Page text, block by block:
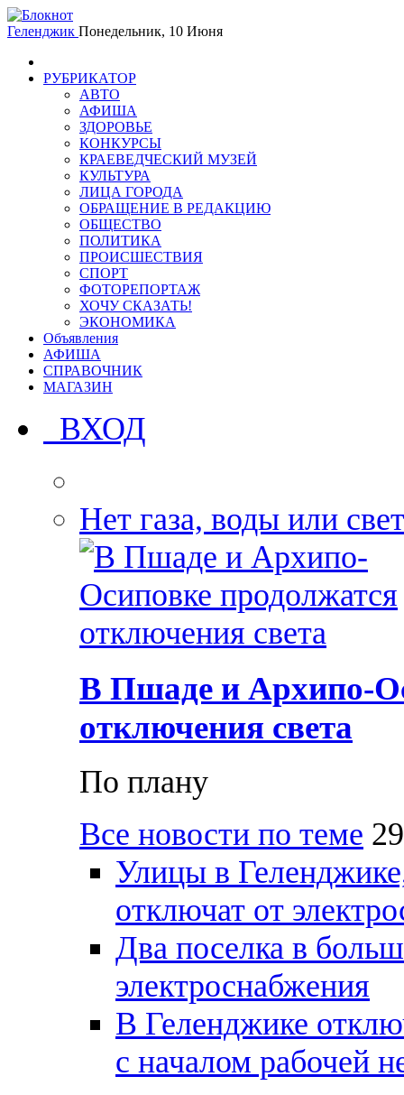
Геленджик Понедельник, 10 Июня
РУБРИКАТОР
АВТО
АФИША
ЗДОРОВЬЕ
КОНКУРСЫ
КРАЕВЕДЧЕСКИЙ МУЗЕЙ
КУЛЬТУРА
ЛИЦА ГОРОДА
ОБРАЩЕНИЕ В РЕДАКЦИЮ
ОБЩЕСТВО
ПОЛИТИКА
ПРОИСШЕСТВИЯ
СПОРТ
ФОТОРЕПОРТАЖ
ХОЧУ СКАЗАТЬ!
ЭКОНОМИКА
Объявления
АФИША
СПРАВОЧНИК
МАГАЗИН
ВХОД
Нет газа, воды или
В Пшаде и Архипо-
отключения света
По плану
Все новости по теме
Улицы в
отключат от
Два поселка в
электроснабжения
В Геленджике
с началом рабочей